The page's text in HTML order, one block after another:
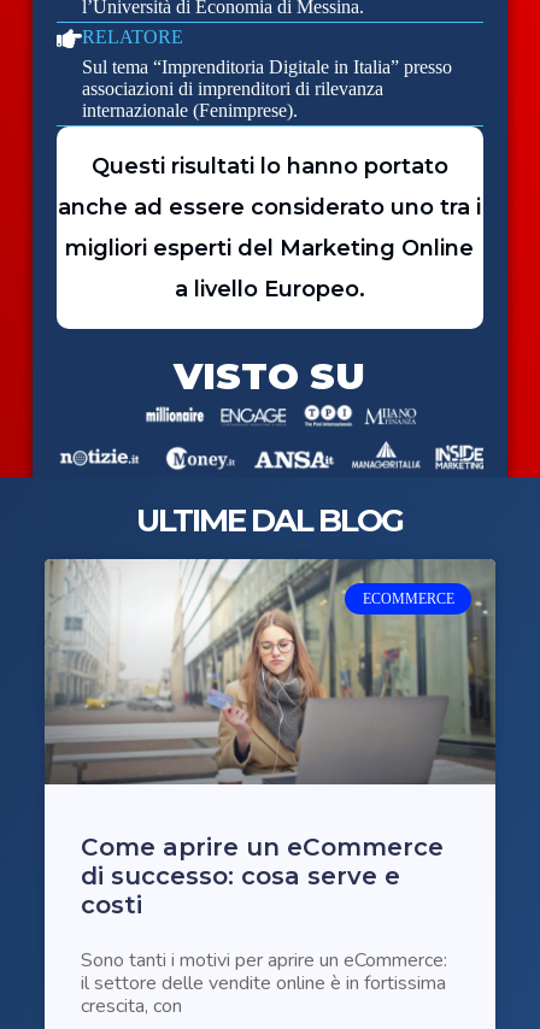
l’Università di Economia di Messina.
RELATORE
Sul tema “Imprenditoria Digitale in Italia” presso
associazioni di imprenditori di rilevanza
internazionale (Fenimprese).
Questi risultati lo hanno portato
anche ad essere considerato uno tra i
migliori esperti del Marketing Online
a livello Europeo.
VISTO SU
ULTIME DAL BLOG
ECOMMERCE
Come aprire un eCommerce
di successo: cosa serve e
costi
Sono tanti i motivi per aprire un eCommerce:
il settore delle vendite online è in fortissima
crescita, con